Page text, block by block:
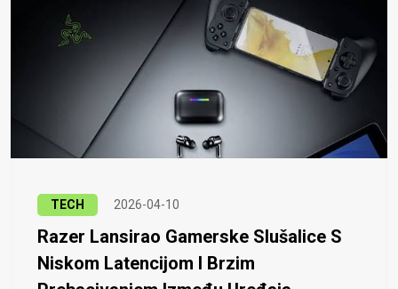
TECH 2026-04-10
Razer Lansirao Gamerske Slušalice S
Niskom Latencijom I Brzim